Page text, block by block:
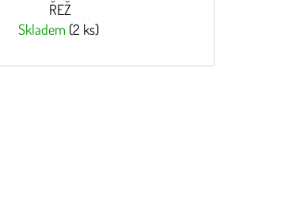
ŘEŽ
Skladem (2 ks)